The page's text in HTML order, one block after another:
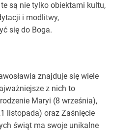
są nie tylko obiektami kultu,
i modlitwy,
się do Boga.
znajduje się wiele
z nich to
Maryi (8 września),
listopada) oraz Zaśnięcie
świąt ma swoje unikalne